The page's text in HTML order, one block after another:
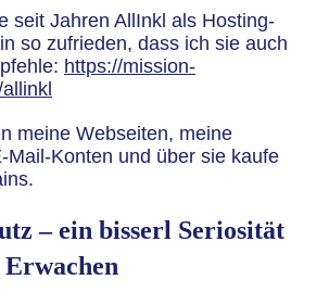
seit Jahren AllInkl als Hosting-
so zufrieden, dass ich sie auch
https://mission-
meine Webseiten, meine
Mail-Konten und über sie kaufe
– ein bisserl Seriosität
Erwachen